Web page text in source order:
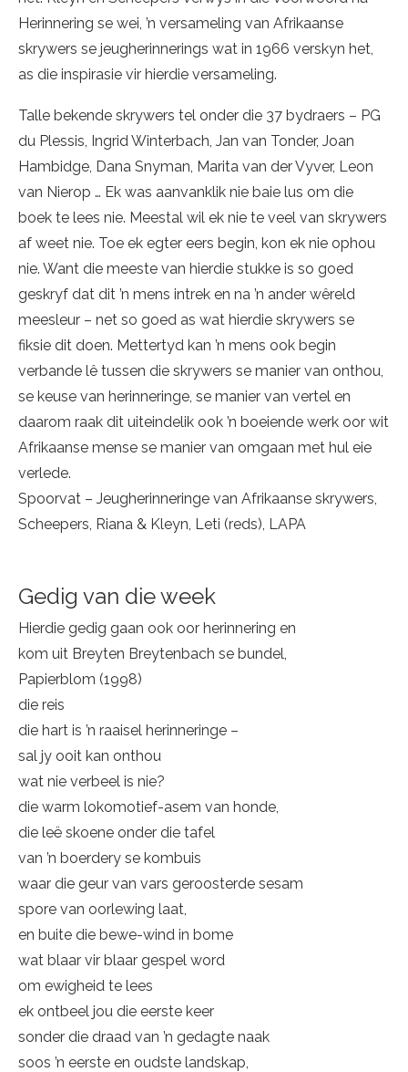
Herinnering se wei, ’n versameling van Afrikaanse
skrywers se jeugherinnerings wat in 1966 verskyn het,
as die inspirasie vir hierdie versameling.
Talle bekende skrywers tel onder die 37 bydraers – PG
du Plessis, Ingrid Winterbach, Jan van Tonder, Joan
Hambidge, Dana Snyman, Marita van der Vyver, Leon
van Nierop … Ek was aanvanklik nie baie lus om die
boek te lees nie. Meestal wil ek nie te veel van skrywers
af weet nie. Toe ek egter eers begin, kon ek nie ophou
nie. Want die meeste van hierdie stukke is so goed
geskryf dat dit ’n mens intrek en na ’n ander wêreld
meesleur – net so goed as wat hierdie skrywers se
fiksie dit doen. Mettertyd kan ’n mens ook begin
verbande lê tussen die skrywers se manier van onthou,
se keuse van herinneringe, se manier van vertel en
daarom raak dit uiteindelik ook ’n boeiende werk oor wit
Afrikaanse mense se manier van omgaan met hul eie
verlede.
Spoorvat – Jeugherinneringe van Afrikaanse skrywers,
Scheepers, Riana & Kleyn, Leti (reds), LAPA
Gedig van die week
Hierdie gedig gaan ook oor herinnering en
kom uit Breyten Breytenbach se bundel,
Papierblom (1998)
die reis
die hart is ’n raaisel herinneringe –
sal jy ooit kan onthou
wat nie verbeel is nie?
die warm lokomotief-asem van honde,
die leë skoene onder die tafel
van ’n boerdery se kombuis
waar die geur van vars geroosterde sesam
spore van oorlewing laat,
en buite die bewe-wind in bome
wat blaar vir blaar gespel word
om ewigheid te lees
ek ontbeel jou die eerste keer
sonder die draad van ’n gedagte naak
soos ’n eerste en oudste landskap,